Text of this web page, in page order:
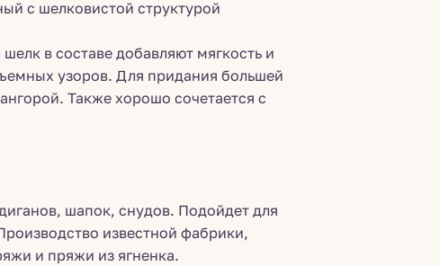
с шелковистой структурой
в составе добавляют мягкость и
узоров. Для придания большей
Также хорошо сочетается с
шапок, снудов. Подойдет для
известной фабрики,
и пряжи из ягненка.